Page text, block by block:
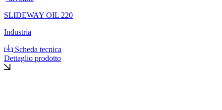
SLIDEWAY OIL 220
Industria
Scheda tecnica
Dettaglio prodotto